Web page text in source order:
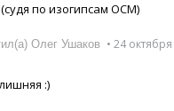
по изогипсам ОСМ)
Олег Ушаков
• 24 октября
:)